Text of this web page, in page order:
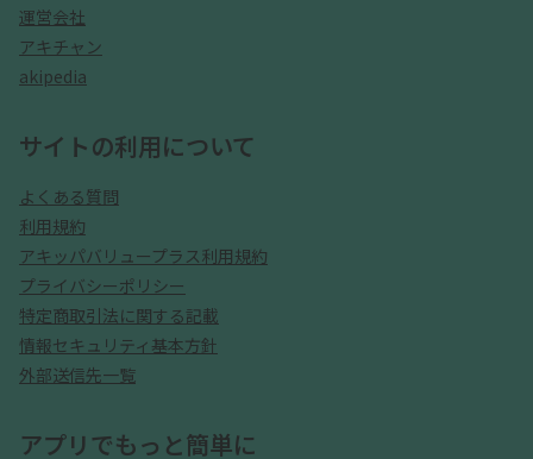
運営会社
アキチャン
akipedia
サイトの利用について
よくある質問
利用規約
アキッパバリュープラス利用規約
プライバシーポリシー
特定商取引法に関する記載
情報セキュリティ基本方針
外部送信先一覧
アプリでもっと簡単に